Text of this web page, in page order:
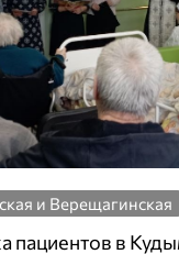
и Верещагинская
пациентов в